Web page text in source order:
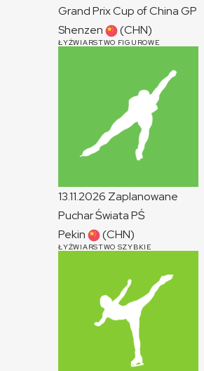
Grand Prix Cup of ChinaGP
Shenzen
(CHN)
ŁYŻWIARSTWO FIGUROWE
13.11.2026 Zaplanowane
Puchar ŚwiataPŚ
Pekin
(CHN)
ŁYŻWIARSTWO SZYBKIE